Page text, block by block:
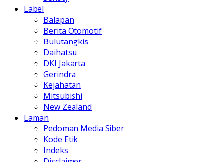
Label
Balapan
Berita Otomotif
Bulutangkis
Daihatsu
DKI Jakarta
Gerindra
Kejahatan
Mitsubishi
New Zealand
Laman
Pedoman Media Siber
Kode Etik
Indeks